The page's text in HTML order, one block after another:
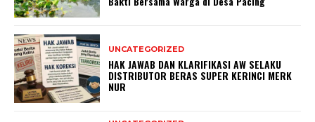
UNCATEGORIZED
HAK JAWAB DAN KLARIFIKASI AW SELAKU
DISTRIBUTOR BERAS SUPER KERINCI MERK
NUR